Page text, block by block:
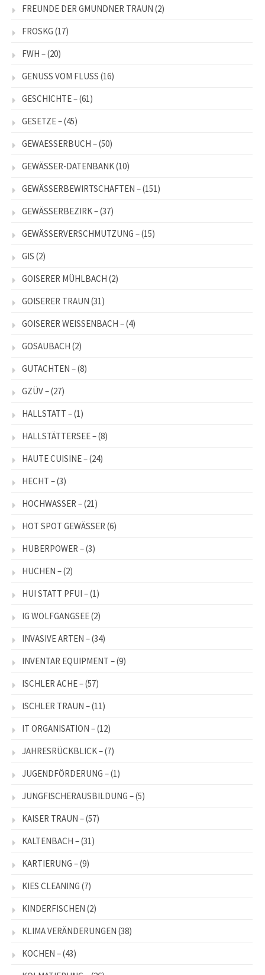
FREUNDE DER GMUNDNER TRAUN (2)
FROSKG (17)
FWH –(20)
GENUSS VOM FLUSS (16)
GESCHICHTE –(61)
GESETZE –(45)
GEWAESSERBUCH –(50)
GEWÄSSER-DATENBANK(10)
GEWÄSSERBEWIRTSCHAFTEN –(151)
GEWÄSSERBEZIRK –(37)
GEWÄSSERVERSCHMUTZUNG –(15)
GIS (2)
GOISERER MÜHLBACH (2)
GOISERER TRAUN (31)
GOISERER WEISSENBACH –(4)
GOSAUBACH (2)
GUTACHTEN –(8)
GZÜV –(27)
HALLSTATT –(1)
HALLSTÄTTERSEE –(8)
HAUTE CUISINE –(24)
HECHT –(3)
HOCHWASSER –(21)
HOT SPOT GEWÄSSER (6)
HUBERPOWER –(3)
HUCHEN –(2)
HUI STATT PFUI –(1)
IG WOLFGANGSEE(2)
INVASIVE ARTEN –(34)
INVENTAR EQUIPMENT –(9)
ISCHLER ACHE –(57)
ISCHLER TRAUN –(11)
IT ORGANISATION –(12)
JAHRESRÜCKBLICK –(7)
JUGENDFÖRDERUNG –(1)
JUNGFISCHERAUSBILDUNG –(5)
KAISER TRAUN –(57)
KALTENBACH –(31)
KARTIERUNG –(9)
KIES CLEANING (7)
KINDERFISCHEN (2)
KLIMA VERÄNDERUNGEN (38)
KOCHEN –(43)